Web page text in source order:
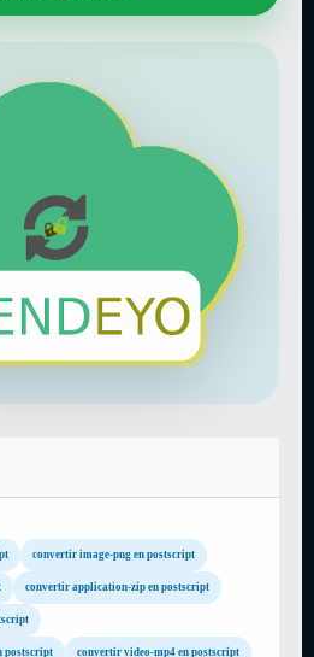
convertir image-png en postscript
convertir application-zip en postscript
postscript convertir video-mp4 en postscript